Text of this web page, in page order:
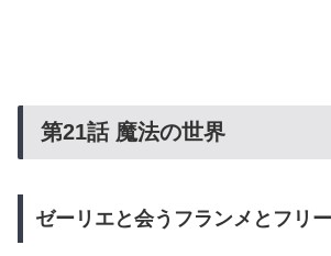
第21話 魔法の世界
ゼーリエと会うフランメとフリ